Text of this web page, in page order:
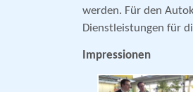
werden. Für den
Dienstleistungen für
Impressionen